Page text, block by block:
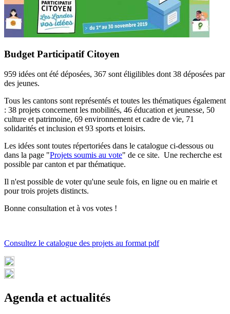
Budget Participatif Citoyen
959 idées ont été déposées, 367 sont éligilibles dont 38 déposées par
des jeunes.
Tous les cantons sont représentés et toutes les thématiques également
: 38 projets concernent les mobilités, 46 éducation et jeunesse, 50
culture et patrimoine, 69 environnement et cadre de vie, 71
solidarités et inclusion et 93 sports et loisirs.
Les idées sont toutes répertoriées dans le catalogue ci-dessous ou
dans la page "Projets soumis au vote" de ce site. Une recherche est
possible par canton et par thématique.
Il n'est possible de voter qu'une seule fois, en ligne ou en mairie et
pour trois projets distincts.
Bonne consultation et à vos votes !
Consultez le catalogue des projets au format pdf
Agenda et actualités